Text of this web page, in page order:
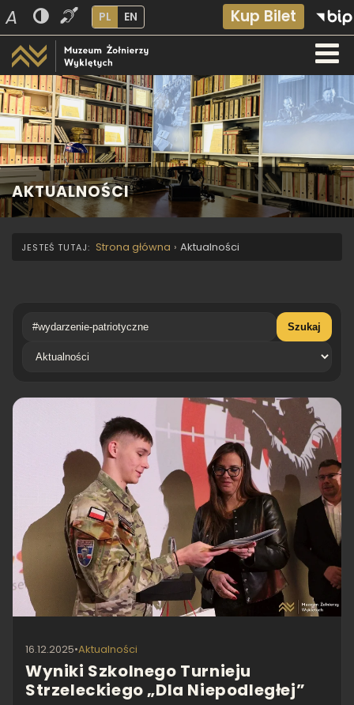
A PL EN Kup Bilet
AKTUALNOŚCI
Strona główna › Aktualności
Szukaj
Kategoria
16.12.2025•Aktualności
Wyniki Szkolnego Turnieju
Strzeleckiego „Dla Niepodległej”